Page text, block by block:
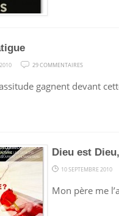
29 COMMENTAIRES
FATIGUE
gagnent devant
Dieu est
10 SEPTEMBRE 2010
Mon père me